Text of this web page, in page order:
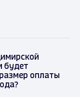
будет
оплаты